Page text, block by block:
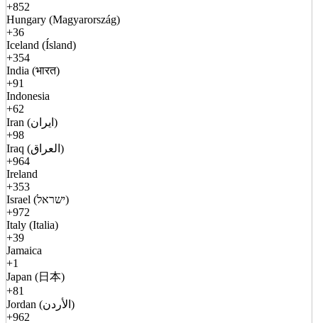
+852
Hungary (Magyarország)
+36
Iceland (Ísland)
+354
India (भारत)
+91
Indonesia
+62
Iran (ایران)
+98
Iraq (العراق)
+964
Ireland
+353
Israel (ישראל)
+972
Italy (Italia)
+39
Jamaica
+1
Japan (日本)
+81
Jordan (الأردن)
+962